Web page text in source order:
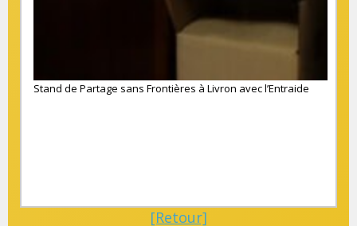
Stand de Partage sans Frontières à Livron avec l’Entraide
[Retour]